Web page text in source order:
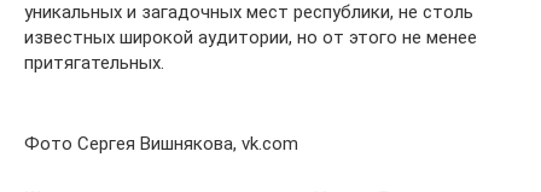
уникальных и загадочных мест республики, не столь
известных широкой аудитории, но от этого не менее
притягательных.
Фото Сергея Вишнякова, vk.com